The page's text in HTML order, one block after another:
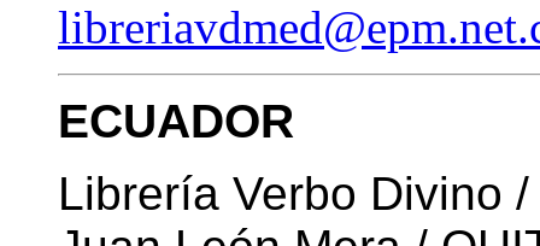
ECUADOR
Librería Verbo Divino